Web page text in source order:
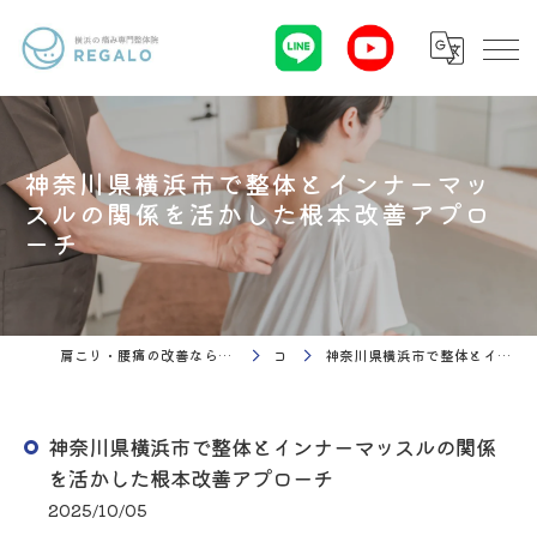
神奈川県横浜市で整体とインナーマッ
スルの関係を活かした根本改善アプロ
ーチ
肩こり・腰痛の改善なら理学療法 整体院Regalo（横浜市神奈川区白楽駅） コラム 神奈川県横浜市で整体とインナーマッスルの関係を活かした根本改善アプローチ
神奈川県横浜市で整体とインナーマッスルの関係
を活かした根本改善アプローチ
2025/10/05